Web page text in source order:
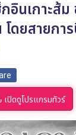
อินเกาะส้
ดยสายกา
เปิดดูโปรแกรมทัวร์